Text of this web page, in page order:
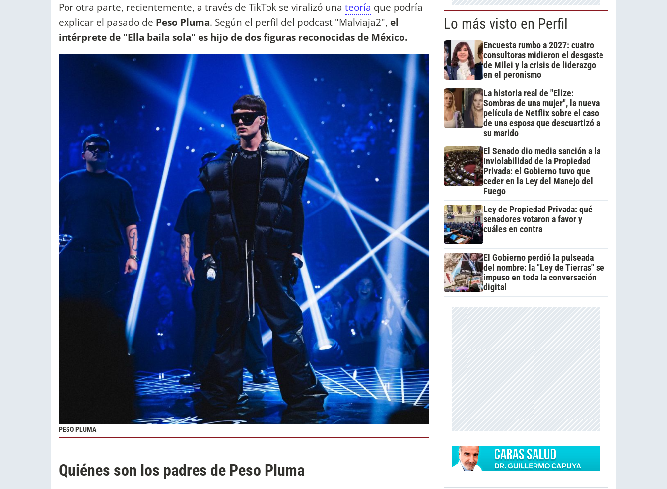
Por otra parte, recientemente, a través de TikTok se viralizó una teoría que podría
explicar el pasado de Peso Pluma. Según el perfil del podcast "Malviaja2", el
intérprete de "Ella baila sola" es hijo de dos figuras reconocidas de México.
PESO PLUMA
Quiénes son los padres de Peso Pluma
Lo más visto en Perfil
Encuesta rumbo a 2027: cuatro
consultoras midieron el desgaste
de Milei y la crisis de liderazgo
en el peronismo
La historia real de "Elize:
Sombras de una mujer", la nueva
película de Netflix sobre el caso
de una esposa que descuartizó a
su marido
El Senado dio media sanción a la
Inviolabilidad de la Propiedad
Privada: el Gobierno tuvo que
ceder en la Ley del Manejo del
Fuego
Ley de Propiedad Privada: qué
senadores votaron a favor y
cuáles en contra
El Gobierno perdió la pulseada
del nombre: la "Ley de Tierras" se
impuso en toda la conversación
digital